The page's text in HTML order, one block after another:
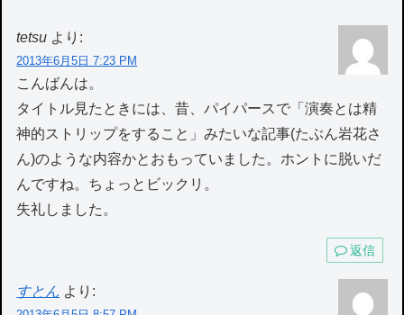
tetsu より:
2013年6月5日 7:23 PM
こんばんは。
タイトル見たときには、昔、パイパースで「演奏とは精
神的ストリップをすること」みたいな記事(たぶん岩花さ
ん)のような内容かとおもっていました。ホントに脱いだ
んですね。ちょっとビックリ。
失礼しました。
返信
すとん より: